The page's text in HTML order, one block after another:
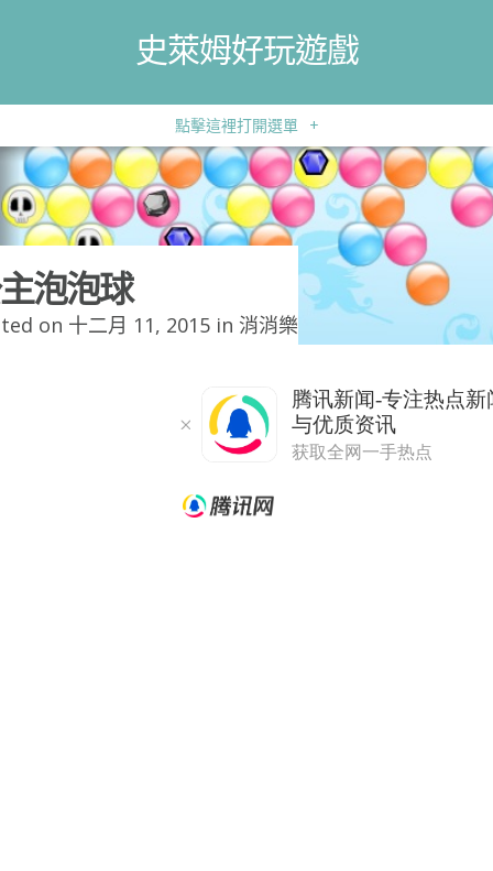
史萊姆好玩遊戲
點擊這裡打開選單 +
泡泡球
on 十二月 11, 2015 in 消消樂